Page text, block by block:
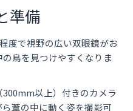
準備
度で視野の広い双眼鏡がお
鳥を見つけやすくなりま
300mm以上）付きのカメラ
葦の中に動く姿を撮影可